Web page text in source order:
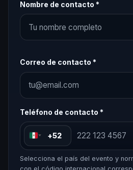
Nombre de contacto *
Correo de contacto *
Teléfono de contacto *
+52
Selecciona el país del evento y